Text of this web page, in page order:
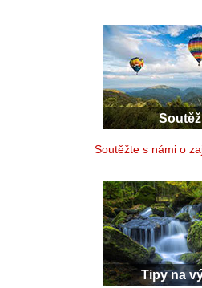
Soutěž
Soutěžte s námi o
Tipy na